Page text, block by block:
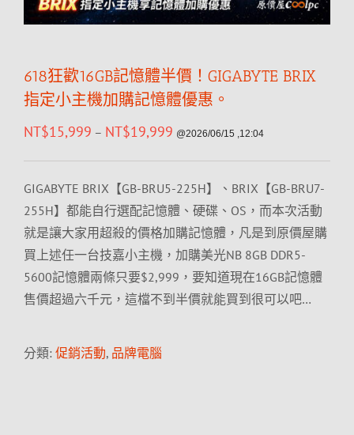
618狂歡16GB記憶體半價！GIGABYTE BRIX
指定小主機加購記憶體優惠。
NT$15,999 – NT$19,999 @2026/06/15 ,12:04
GIGABYTE BRIX【GB-BRU5-225H】、BRIX【GB-BRU7-
255H】都能自行選配記憶體、硬碟、OS，而本次活動
就是讓大家用超殺的價格加購記憶體，凡是到原價屋購
買上述任一台技嘉小主機，加購美光NB 8GB DDR5-
5600記憶體兩條只要$2,999，要知道現在16GB記憶體
售價超過六千元，這檔不到半價就能買到很可以吧…
分類: 促銷活動, 品牌電腦